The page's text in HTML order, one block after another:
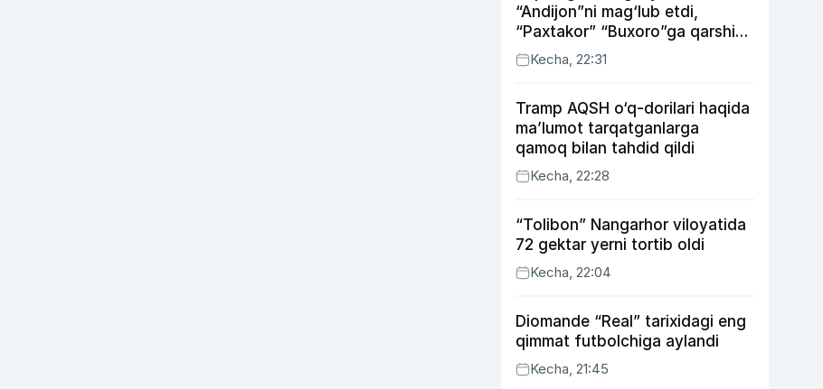
“Andijon”ni mag‘lub etdi,
“Paxtakor” “Buxoro”ga qarshi
bahsda g‘alabani qo‘ldan
chiqardi
Kecha, 22:31
Tramp AQSH o‘q-dorilari haqida
ma’lumot tarqatganlarga
qamoq bilan tahdid qildi
Kecha, 22:28
“Tolibon” Nangarhor viloyatida
72 gektar yerni tortib oldi
Kecha, 22:04
Diomande “Real” tarixidagi eng
qimmat futbolchiga aylandi
Kecha, 21:45